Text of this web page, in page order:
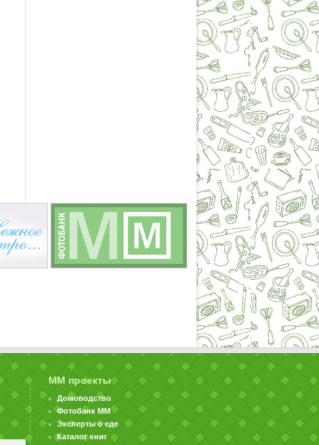
ММ проекты
Домоводство
Фотобанк ММ
Эксперты о еде
Каталог книг